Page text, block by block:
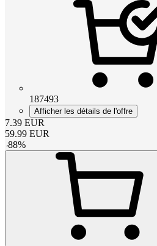
187493
Afficher les détails de l'offre
7.39 EUR
59.99 EUR
-88%